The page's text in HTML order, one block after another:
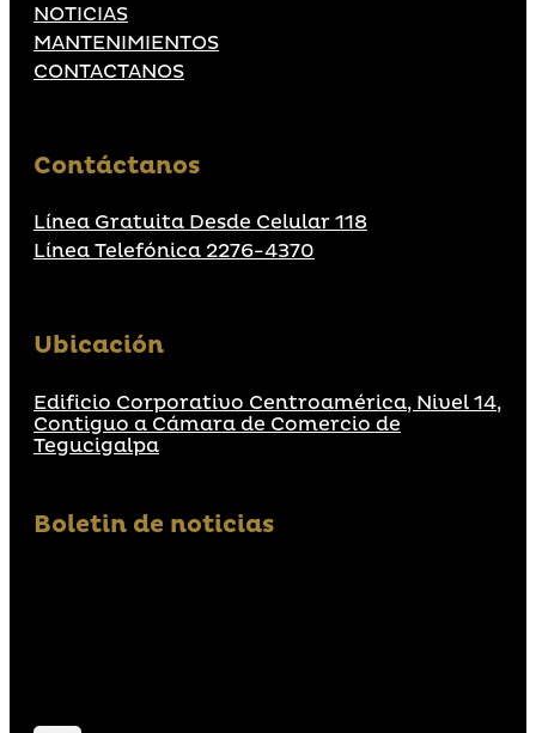
NOTICIAS
MANTENIMIENTOS
CONTACTANOS
Contáctanos
Línea Gratuita Desde Celular 118
Línea Telefónica 2276-4370
Ubicación
Edificio Corporativo Centroamérica, Nivel 14,
Contiguo a Cámara de Comercio de
Tegucigalpa
Boletin de noticias